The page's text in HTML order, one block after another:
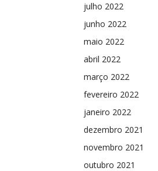
julho 2022
junho 2022
maio 2022
abril 2022
março 2022
fevereiro 2022
janeiro 2022
dezembro 2021
novembro 2021
outubro 2021